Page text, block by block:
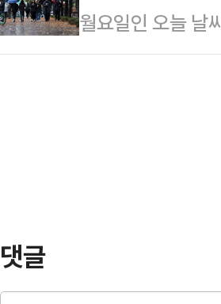
안이 국회 본회의
민주당 원내대표
국 배드민턴 대표
달을 수확했다.
월요일인 오늘 날
은 대체로 흐린
댓글